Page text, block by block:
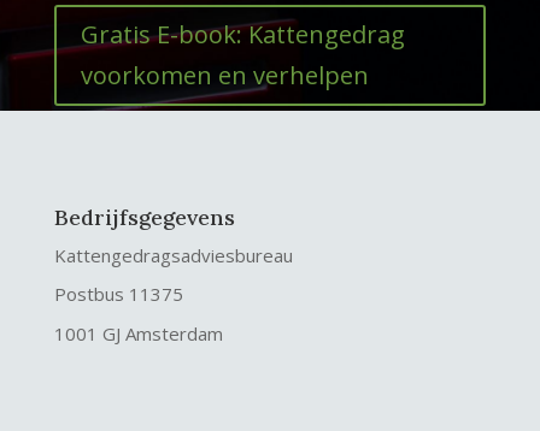
Gratis E-book: Kattengedrag
voorkomen en verhelpen
Bedrijfsgegevens
Kattengedragsadviesbureau
Postbus 11375
1001 GJ Amsterdam